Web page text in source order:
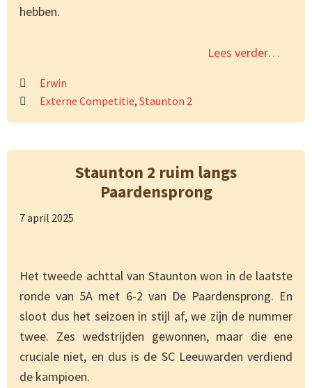
hebben.
Lees verder…
Erwin
Externe Competitie, Staunton 2
Staunton 2 ruim langs
Paardensprong
7 april 2025
Het tweede achttal van Staunton won in de laatste
ronde van 5A met 6-2 van De Paardensprong. En
sloot dus het seizoen in stijl af, we zijn de nummer
twee. Zes wedstrijden gewonnen, maar die ene
cruciale niet, en dus is de SC Leeuwarden verdiend
de kampioen.